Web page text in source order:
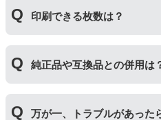
ん。）
の順です。
したブログ記事がございま
純正インク・互換インク・
め】
印刷できる枚数は？
インク量が入っており、純
きます。（インクが純正品
ん。）印刷枚数については
純正品や互換品との併用は
併用してご使用いただけま
万が一、トラブルがあった